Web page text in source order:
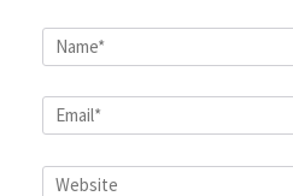
Name*
Email*
Website